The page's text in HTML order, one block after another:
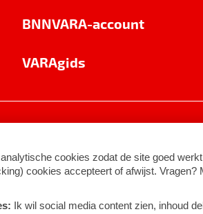
BNNVARA-account
VARAgids
©2026BNNVARA